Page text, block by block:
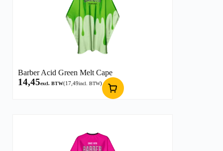
Barber Acid Green Melt Cape
14,45excl. BTW(17,49incl. BTW)